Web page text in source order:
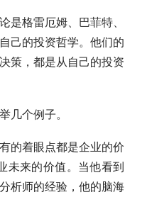
是格雷厄姆、 巴菲特
己的投资哲学。他们的
策，都是从自己的投资
几个例子。
的着眼点都是企业的价
来的价值。当他看到
析师的经验，他的脑海